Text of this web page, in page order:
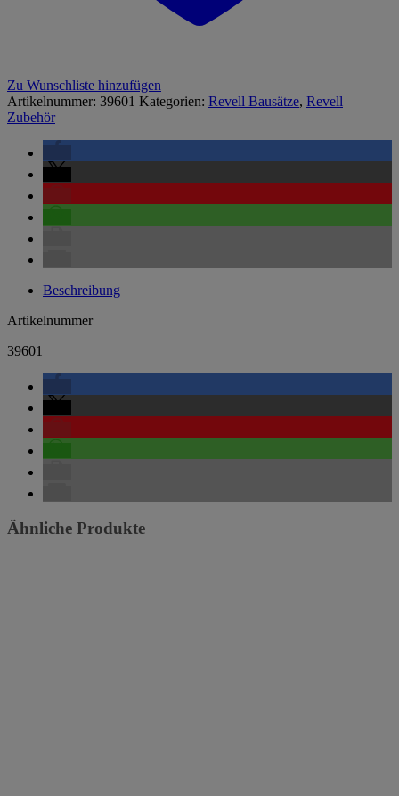
Zu Wunschliste hinzufügen
Artikelnummer: 39601 Kategorien: Revell Bausätze, Revell
Zubehör
Beschreibung
Artikelnummer
39601
Ähnliche Produkte